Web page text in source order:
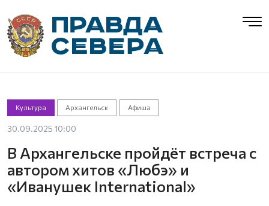
Культура Архангельск Афиша
30.09.2025 10:00
В Архангельске пройдёт встреча с
автором хитов «Любэ» и
«Иванушек International»